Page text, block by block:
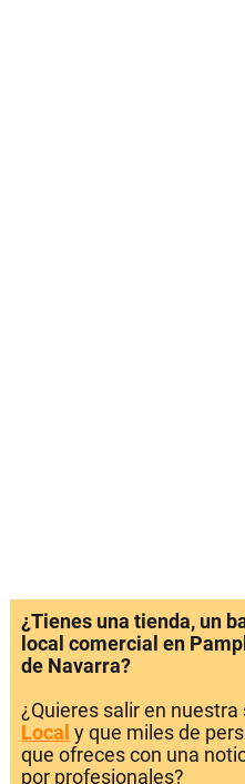
¿Tienes una tienda, un
local comercial en
de Navarra?
¿Quieres salir en nuestra
Local y que miles de
que ofreces con una
por profesionales?